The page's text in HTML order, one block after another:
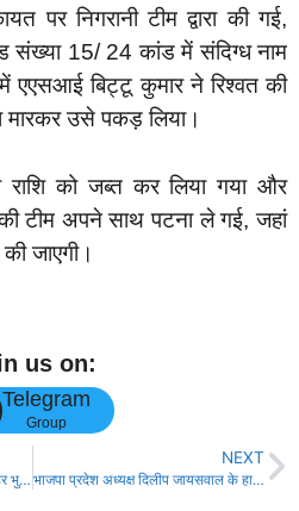
पर निगरानी टीम द्वारा की गई,
संख्या 15/ 24 कांड में संदिग्ध नाम
बिट्टू कुमार ने रिश्वत की
मारकर उसे पकड़ लिया।
राशि को जब्त कर लिया गया और
की टीम अपने साथ पटना ले गई, जहां
जाएगी।
us on:
Telegram
Group
पटना के श्री कृष्ण मेमोरियल हॉल में मुसहर भुइयां महा रैली क़ो तेजस्वी यादव ने किया सम्बोधित!
NEXT
भाजपा प्रदेश अध्यक्ष दिलीप जायसवाल के हाउस गार्ड ने की गोली मार कर आत्महत्या!